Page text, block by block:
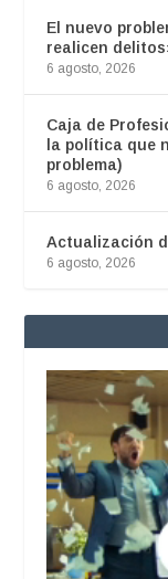
El nuevo
realicen
6 agosto, 2026
Caja de
la política que
problema)
6 agosto, 2026
Actualización
6 agosto, 2026